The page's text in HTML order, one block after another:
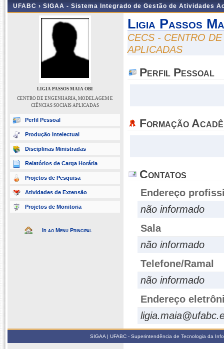
UFABC › SIGAA - Sistema Integrado de Gestão de Atividades
LIGIA PASSOS MAIA OBI
CENTRO DE ENGENHARIA, MODELAGEM E
CIÊNCIAS SOCIAIS APLICADAS
Perfil Pessoal
Produção Intelectual
Disciplinas Ministradas
Relatórios de Carga Horária
Projetos de Pesquisa
Atividades de Extensão
Projetos de Monitoria
Ir ao Menu Principal
Ligia Passos
CECS - CENTRO
APLICADAS
Perfil Pessoal
Formação
Contatos
Endereço
não informado
Sala
não informado
Telefone/Ramal
não informado
Endereço
SIGAA | UFABC - Superintendência de Tecnologia da